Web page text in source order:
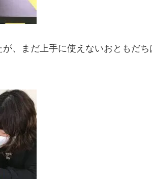
、まだ上手に使えないおともだ